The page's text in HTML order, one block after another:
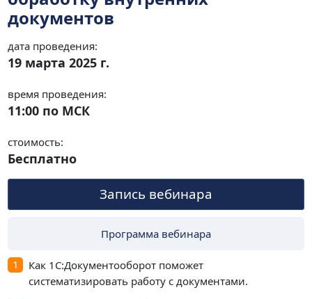
документов
дата проведения:
19 марта 2025 г.
время проведения:
11:00 по МСК
стоимость:
Бесплатно
Запись вебинара
Программа вебинара
Как 1С:Документооборот поможет
систематизировать работу с документами.